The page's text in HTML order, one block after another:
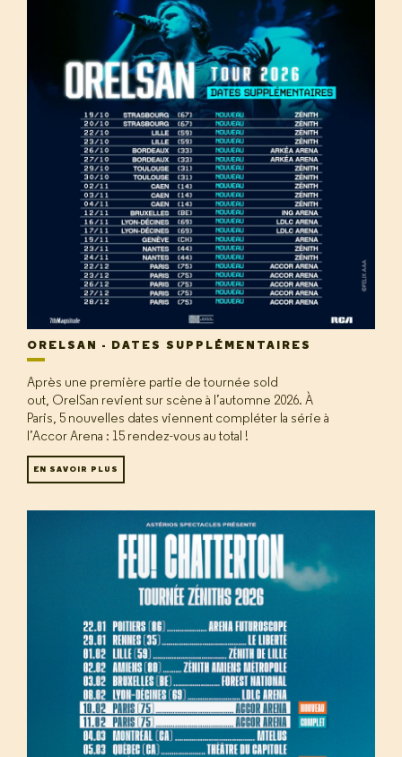
ORELSAN - DATES SUPPLÉMENTAIRES
Après une première partie de tournée sold
out, OrelSan revient sur scène à l’automne 2026. À
Paris, 5 nouvelles dates viennent compléter la série à
l’Accor Arena : 15 rendez-vous au total !
EN SAVOIR PLUS